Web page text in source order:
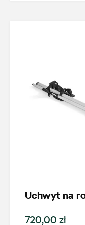
Uchwyt na
720,00 zł
ul.
+48 146
+48 784 377